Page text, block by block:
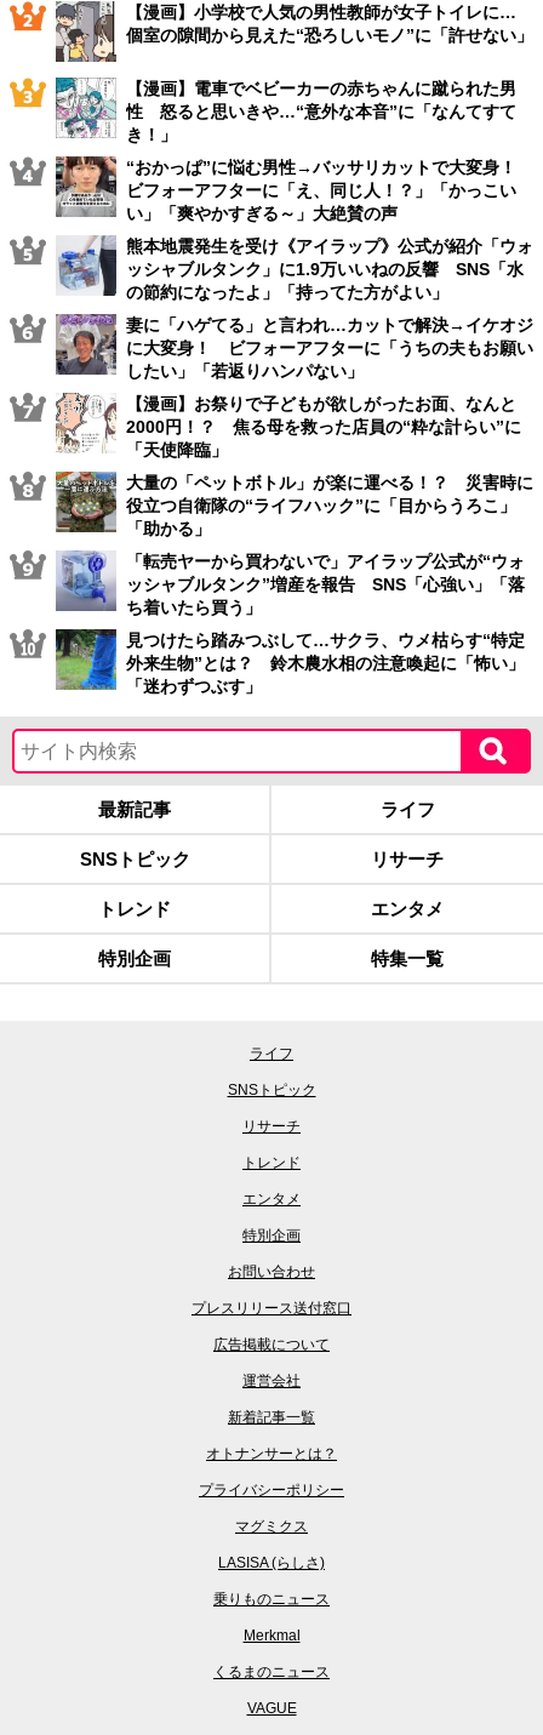
【漫画】小学校で人気の男性教師が女子トイレに…
個室の隙間から見えた“恐ろしいモノ”に「許せない」
【漫画】電車でベビーカーの赤ちゃんに蹴られた男
性 怒ると思いきや…“意外な本音”に「なんてすて
き！」
“おかっぱ”に悩む男性→バッサリカットで大変身！
ビフォーアフターに「え、同じ人！？」「かっこい
い」「爽やかすぎる～」大絶賛の声
熊本地震発生を受け《アイラップ》公式が紹介「ウォ
ッシャブルタンク」に1.9万いいねの反響 SNS「水
の節約になったよ」「持ってた方がよい」
妻に「ハゲてる」と言われ…カットで解決→イケオジ
に大変身！ ビフォーアフターに「うちの夫もお願い
したい」「若返りハンパない」
【漫画】お祭りで子どもが欲しがったお面、なんと
2000円！？ 焦る母を救った店員の“粋な計らい”に
「天使降臨」
大量の「ペットボトル」が楽に運べる！？ 災害時に
役立つ自衛隊の“ライフハック”に「目からうろこ」
「助かる」
「転売ヤーから買わないで」アイラップ公式が“ウォ
ッシャブルタンク”増産を報告 SNS「心強い」「落
ち着いたら買う」
見つけたら踏みつぶして…サクラ、ウメ枯らす“特定
外来生物”とは？ 鈴木農水相の注意喚起に「怖い」
「迷わずつぶす」
最新記事 ライフ
SNSトピック リサーチ
トレンド エンタメ
特別企画 特集一覧
ライフ
SNSトピック
リサーチ
トレンド
エンタメ
特別企画
お問い合わせ
プレスリリース送付窓口
広告掲載について
運営会社
新着記事一覧
オトナンサーとは？
プライバシーポリシー
マグミクス
LASISA (らしさ)
乗りものニュース
Merkmal
くるまのニュース
VAGUE